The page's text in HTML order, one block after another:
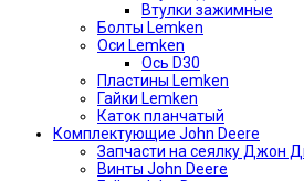
Втулки зажимные
Болты Lemken
Оси Lemken
Ось D30
Пластины Lemken
Гайки Lemken
Каток планчатый
Комплектующие John Deere
Запчасти на сеялку Джон
Винты John Deere